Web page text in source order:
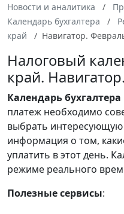
Новости и аналитика
Календарь бухгалтера
край
Навигатор.
Налоговый
край.
Календарьбухгалтера
платеж необходимо
выбрать интересующую
информация о том,
уплатить в этот день.
режиме реального
Полезные сервисы: